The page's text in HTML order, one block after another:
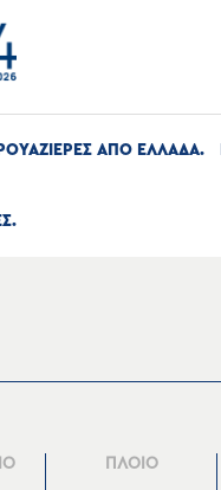
ΑΠΟ ΕΛΛΑΔΑ
ΠΛΟΙΟ